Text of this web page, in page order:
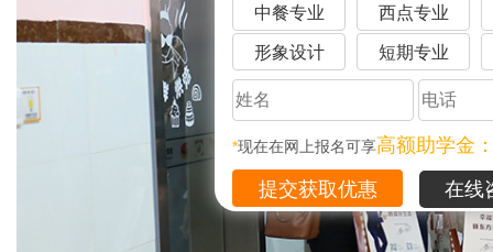
中餐专业 西点专业
形象设计 短期专业
*现在在网上报名可享高额助学金
在线